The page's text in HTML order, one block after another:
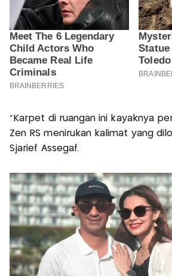
"Karpet di ruangan ini kayaknya
Zen RS menirukan kalimat yang
Sjarief Assegaf.